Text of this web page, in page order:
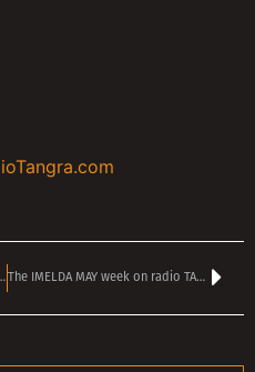
Track Goes Online The IMELDA MAY week on radio TANGRA MEGA ROCK